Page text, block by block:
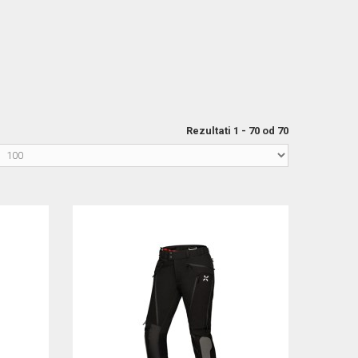
Rezultati 1 - 70 od 70